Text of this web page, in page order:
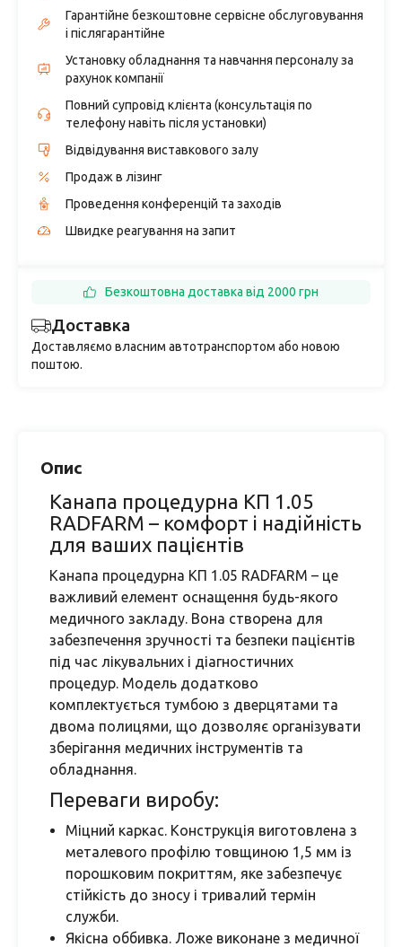
Гарантійне безкоштовне сервісне обслуговування
і післягарантійне
Установку обладнання та навчання персоналу за
рахунок компанії
Повний супровід клієнта (консультація по
телефону навіть після установки)
Відвідування виставкового залу
Продаж в лізинг
Проведення конференцій та заходів
Швидке реагування на запит
Доставка
Доставляємо власним автотранспортом або новою
поштою.
Безкоштовна доставка від 2000 грн
Опис
Канапа процедурна КП 1.05
RADFARM – комфорт і надійність
для ваших пацієнтів
Канапа процедурна КП 1.05 RADFARM – це
важливий елемент оснащення будь-якого
медичного закладу. Вона створена для
забезпечення зручності та безпеки пацієнтів
під час лікувальних і діагностичних
процедур. Модель додатково
комплектується тумбою з дверцятами та
двома полицями, що дозволяє організувати
зберігання медичних інструментів та
обладнання.
Переваги виробу:
Міцний каркас. Конструкція виготовлена з
металевого профілю товщиною 1,5 мм із
порошковим покриттям, яке забезпечує
стійкість до зносу і тривалий термін
служби.
Якісна оббивка. Ложе виконане з медичної